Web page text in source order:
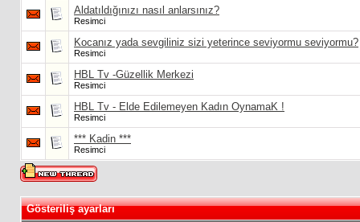
Aldatıldığınızı nasıl anlarsınız?
Resimci
Kocanız yada sevgiliniz sizi yeterince seviyormu seviyormu?
Resimci
HBL Tv -Güzellik Merkezi
Resimci
HBL Tv - Elde Edilemeyen Kadın OynamaK !
Resimci
*** Kadin ***
Resimci
Gösteriliş ayarları